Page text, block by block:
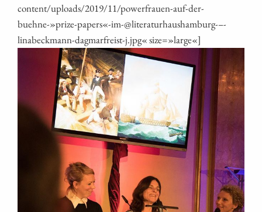
content/uploads/2019/11/powerfrauen-auf-der-
buehne-»prize-papers«-im-@literaturhaushamburg- – -
linabeckmann-dagmarfreist‑j.jpg« size=»large«]